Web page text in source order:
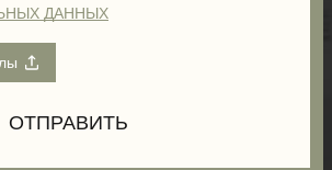
ДАННЫХ